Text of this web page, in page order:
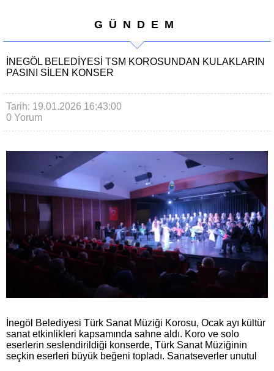
GÜNDEM
İNEGÖL BELEDIYESI TSM KOROSUNDAN KULAKLARIN
PASINI SILEN KONSER
Tarih: 19.01.2026 16:43:00
0 Yorum
İnegöl Belediyesi Türk Sanat Müziği Korosu, Ocak ayı kültür
sanat etkinlikleri kapsamında sahne aldı. Koro ve solo
eserlerin seslendirildiği konserde, Türk Sanat Müziğinin
seçkin eserleri büyük beğeni topladı. Sanatseverler unutul